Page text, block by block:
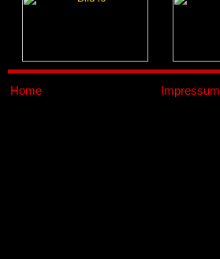
Home Impressum